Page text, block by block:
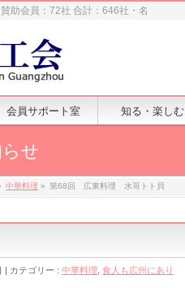
助会員：72社 合計：646社・名
会員サポート室 知る・楽しむ
せ
中華料理 » 第68回 広東料理 水哥トト貝
カテゴリー : 中華料理 食人も広州にあり